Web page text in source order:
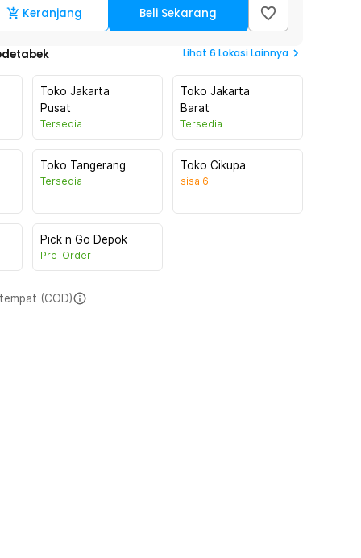
Keranjang Beli Sekarang
Lihat 6 Lokasi Lainnya
Toko Jakarta
Pusat
Tersedia
Toko Jakarta
Barat
Tersedia
Toko Tangerang
Tersedia
Toko Cikupa
sisa 6
Pick n Go Depok
Pre-Order
(COD)